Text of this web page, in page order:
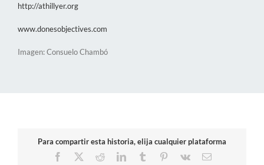
http://athillyer.org
www.donesobjectives.com
Imagen: Consuelo Chambó
Para compartir esta historia, elija cualquier plataforma
Facebook
RedditLinkedInTumblr Pinterest
Vk
Correo